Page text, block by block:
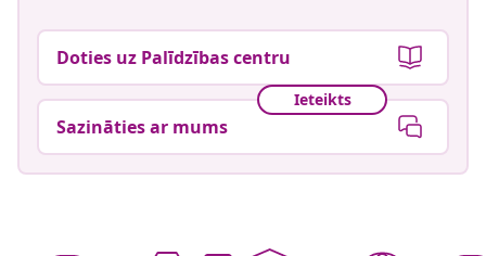
Doties uz Palīdzības centru
Ieteikts
Sazināties ar mums